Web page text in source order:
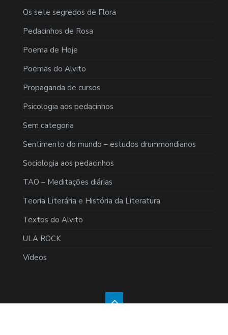
Os sete segredos de Flora
Pedacinhos de Rosa
Poema de Hoje
Poemas do Alvito
Propaganda de cursos
Psicologia aos pedacinhos
Sem categoria
Sentimento do mundo – estudos drummondianos
Sociologia aos pedacinhos
TAO – Meditações diárias
Teoria Literária e História da Literatura
Textos do Alvito
ULA ROCK
Vídeos